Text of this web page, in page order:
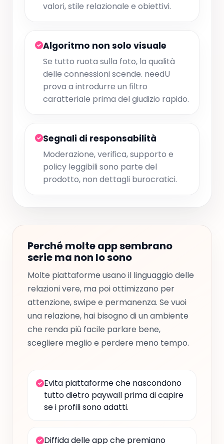
valori, stile relazionale e obiettivi.
Algoritmo non solo visuale
Se tutto ruota sulla foto, la qualità
delle connessioni scende. needU
prova a introdurre un filtro
caratteriale prima del giudizio rapido.
Segnali di responsabilità
Moderazione, verifica, supporto e
policy leggibili sono parte del
prodotto, non dettagli burocratici.
Perché molte app sembrano
serie ma non lo sono
Molte piattaforme usano il linguaggio delle
relazioni vere, ma poi ottimizzano per
attenzione, swipe e permanenza. Se vuoi
una relazione, hai bisogno di un ambiente
che renda più facile parlare bene,
scegliere meglio e perdere meno tempo.
Evita piattaforme che nascondono
tutto dietro paywall prima di capire
se i profili sono adatti.
Diffida delle app che premiano